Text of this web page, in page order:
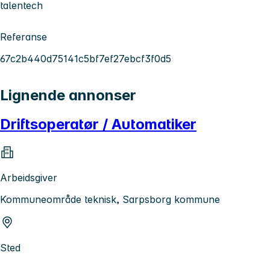
talentech
Referanse
67c2b440d75141c5bf7ef27ebcf3f0d5
Lignende annonser
Driftsoperatør / Automatiker
Arbeidsgiver
Kommuneområde teknisk, Sarpsborg kommune
Sted